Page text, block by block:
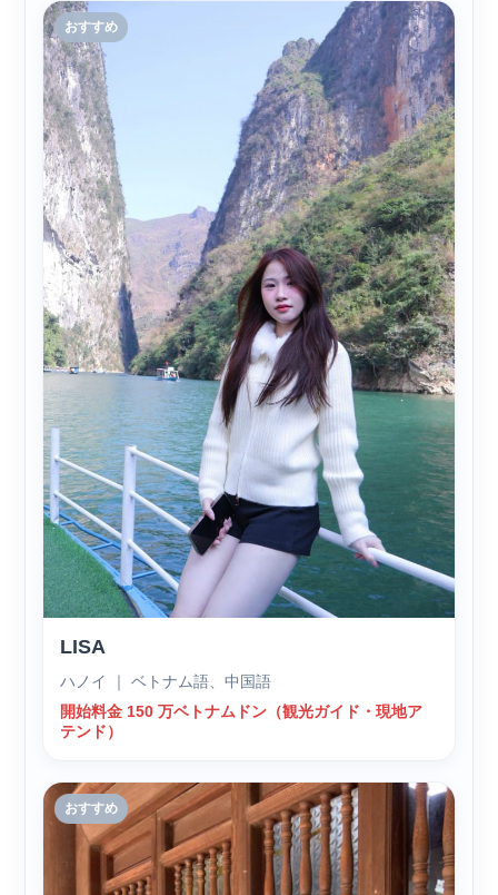
おすすめ
LISA
ハノイ ｜ ベトナム語、中国語
開始料金 150 万ベトナムドン（観光ガイド・現地ア
テンド）
おすすめ